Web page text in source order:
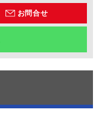
お問合せ